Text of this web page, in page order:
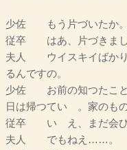
少佐 もう片づいたか。
従卒 はあ、片づきまし
夫人 ウイスキイばかり
るんですの。
少佐 お前の知つたこと
日は帰つていゝ。家のも
従卒 いゝえ、まだ会ひ
夫人 でもねえ……。